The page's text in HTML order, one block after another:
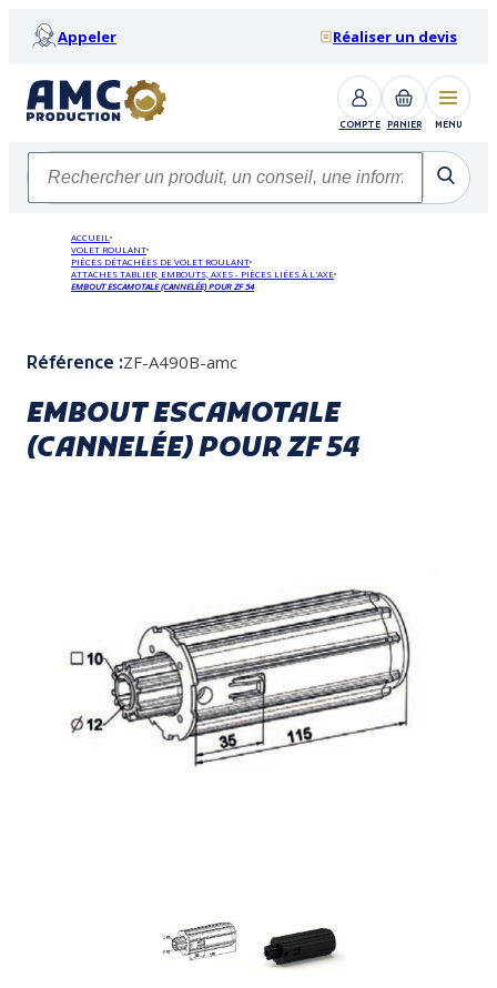
Appeler Réaliser un devis
COMPTE PANIER MENU
ACCUEIL
VOLET ROULANT
PIÈCES DÉTACHÉES DE VOLET ROULANT
ATTACHES TABLIER, EMBOUTS, AXES - PIÈCES LIÉES À L'AXE
EMBOUT ESCAMOTALE (CANNELÉE) POUR ZF 54
Référence :ZF-A490B-amc
EMBOUT ESCAMOTALE
(CANNELÉE) POUR ZF 54